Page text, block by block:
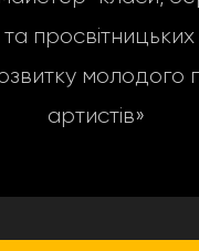
молодого
артистів»